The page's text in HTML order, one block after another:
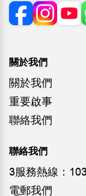
關於我們
關於我們
重要啟事
聯絡我們
聯絡我們
3服務熱線：
電郵我們